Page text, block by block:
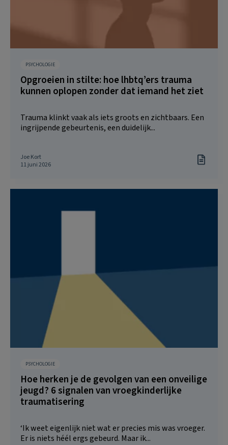
PSYCHOLOGIE
Opgroeien in stilte: hoe lhbtq’ers trauma
kunnen oplopen zonder dat iemand het ziet
Trauma klinkt vaak als iets groots en zichtbaars. Een
ingrijpende gebeurtenis, een duidelijk...
Joe Kort
11 juni 2026
PSYCHOLOGIE
Hoe herken je de gevolgen van een onveilige
jeugd? 6 signalen van vroegkinderlijke
traumatisering
‘Ik weet eigenlijk niet wat er precies mis was vroeger.
Er is niets héél ergs gebeurd. Maar ik...